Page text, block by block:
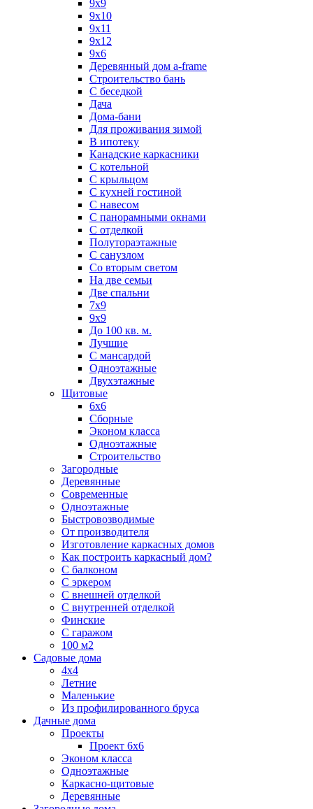
9x9
9х10
9х11
9х12
9х6
Деревянный дом a-frame
Строительство бань
С беседкой
Дача
Дома-бани
Для проживания зимой
В ипотеку
Канадские каркасники
С котельной
С крыльцом
С кухней гостиной
С навесом
С панорамными окнами
С отделкой
Полутораэтажные
С санузлом
Со вторым светом
На две семьи
Две спальни
7х9
9х9
До 100 кв. м.
Лучшие
С мансардой
Одноэтажные
Двухэтажные
Щитовые
6х6
Сборные
Эконом класса
Одноэтажные
Строительство
Загородные
Деревянные
Современные
Одноэтажные
Быстровозводимые
От производителя
Изготовление каркасных домов
Как построить каркасный дом?
С балконом
С эркером
С внешней отделкой
С внутренней отделкой
Финские
С гаражом
100 м2
Садовые дома
4х4
Летние
Маленькие
Из профилированного бруса
Дачные дома
Проекты
Проект 6х6
Эконом класса
Одноэтажные
Каркасно-щитовые
Деревянные